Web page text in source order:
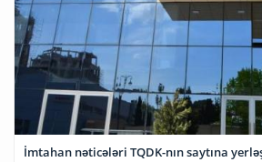
İmtahan nəticələri TQDK-nın saytına